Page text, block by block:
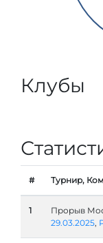
Клубы
# Турнир,
1 Прорыв
29.03.2025,